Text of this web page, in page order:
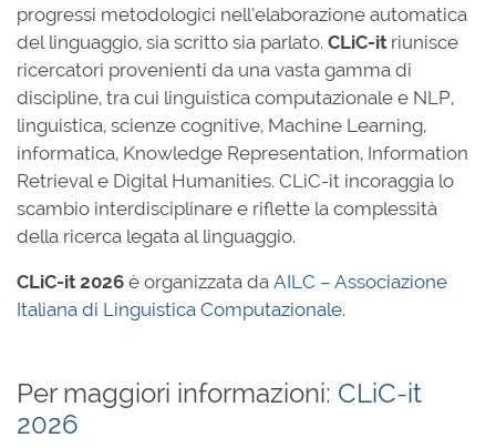
progressi metodologici nell’elaborazione automatica
del linguaggio, sia scritto sia parlato. CLiC-itriunisce
ricercatori provenienti da una vasta gamma di
discipline, tra cui linguistica computazionale e NLP,
linguistica, scienze cognitive, Machine Learning,
informatica, Knowledge Representation, Information
Retrieval e Digital Humanities. CLiC-it incoraggia lo
scambio interdisciplinare e riflette la complessità
della ricerca legata al linguaggio.
CLiC-it 2026 è organizzata da AILC – Associazione
Italiana di Linguistica Computazionale.
Per maggiori informazioni: CLiC-it
2026